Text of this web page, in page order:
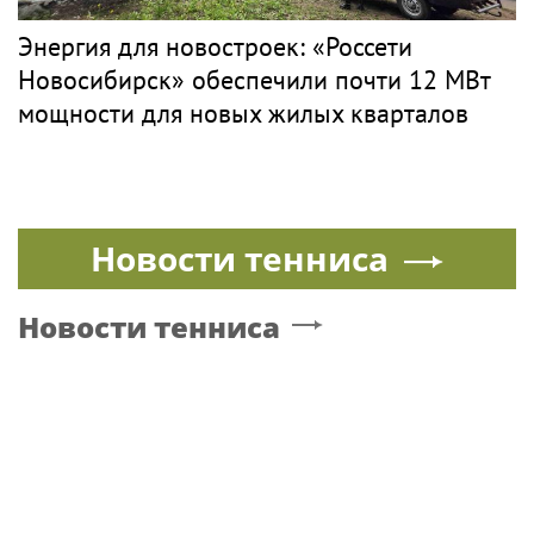
Энергия для новостроек: «Россети
Новосибирск» обеспечили почти 12 МВт
мощности для новых жилых кварталов
Новости тенниса
Новости тенниса